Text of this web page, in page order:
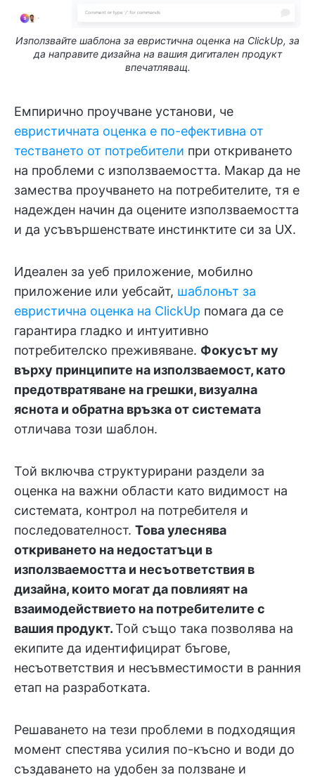
Използвайте шаблона за евристична оценка на ClickUp, за
да направите дизайна на вашия дигитален продукт
впечатляващ.
Емпирично проучване установи, че
евристичната оценка е по-ефективна от
тестването от потребители при откриването
на проблеми с използваемостта. Макар да не
замества проучването на потребителите, тя е
надежден начин да оцените използваемостта
и да усъвършенствате инстинктите си за UX.
Идеален за уеб приложение, мобилно
приложение или уебсайт, шаблонът за
евристична оценка на ClickUp помага да се
гарантира гладко и интуитивно
потребителско преживяване. Фокусът му
върху принципите на използваемост, като
предотвратяване на грешки, визуална
яснота и обратна връзка от системата
отличава този шаблон.
Той включва структурирани раздели за
оценка на важни области като видимост на
системата, контрол на потребителя и
последователност. Това улеснява
откриването на недостатъци в
използваемостта и несъответствия в
дизайна, които могат да повлияят на
взаимодействието на потребителите с
вашия продукт.Той също така позволява на
екипите да идентифицират бъгове,
несъответствия и несъвместимости в ранния
етап на разработката.
Решаването на тези проблеми в подходящия
момент спестява усилия по-късно и води до
създаването на удобен за ползване и